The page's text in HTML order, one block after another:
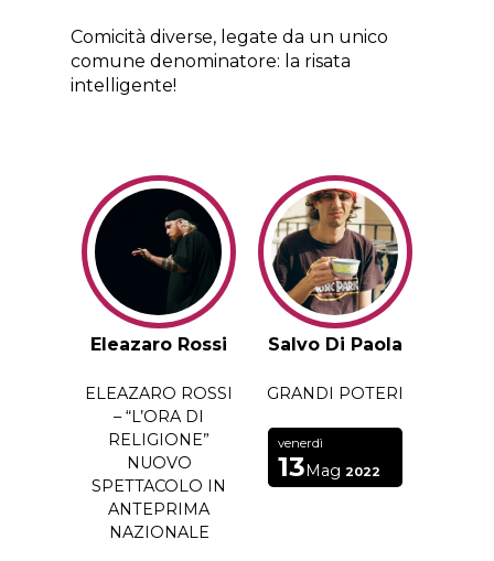
Comicità diverse, legate da un unico
comune denominatore: la risata
intelligente!
Eleazaro Rossi
ELEAZARO ROSSI
– “L’ORA DI
RELIGIONE”
NUOVO
SPETTACOLO IN
ANTEPRIMA
NAZIONALE
Salvo Di Paola
GRANDI POTERI
venerdì
13Mag 2022